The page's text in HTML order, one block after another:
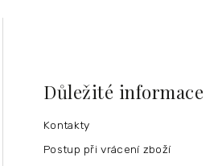
Důležité informace
Kontakty
Postup při vrácení zboží